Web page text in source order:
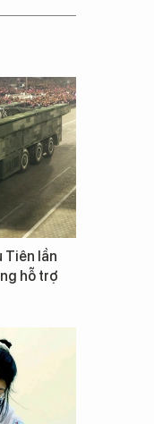
Tiên lần
hỗ trợ